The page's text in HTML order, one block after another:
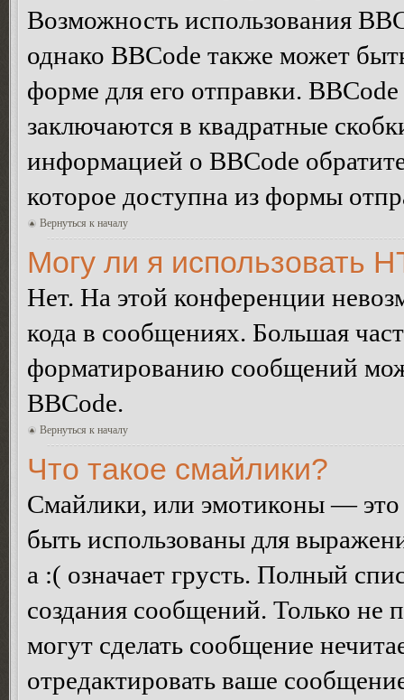
Возможность использования
однако BBCode также может
форме для его отправки.
заключаются в квадратные
информацией о BBCode
которое доступна из формы
Вернуться к началу
Могу ли я использовать
Нет. На этой конференции
кода в сообщениях. Большая
форматированию сообщений
BBCode.
Вернуться к началу
Что такое смайлики?
Смайлики, или эмотиконы — это
быть использованы для
а :( означает грусть. Полный
создания сообщений. Только не
могут сделать сообщение
отредактировать ваше